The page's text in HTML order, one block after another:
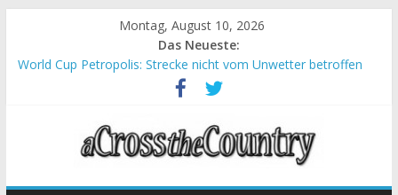
Montag, August 10, 2026
Das Neueste:
World Cup Petropolis: Strecke nicht vom Unwetter betroffen
Krumbach und Obergessertshausen: Mountainbike-Bundesliga
Supercup Massi Banyoles: Siege für Carod und Richards
Halbzeit beim Andalucia Bike Race: Weltmeister Seewald führt
Chelva: Schweizer Doppelsieg beim ersten XCO-Rennen der